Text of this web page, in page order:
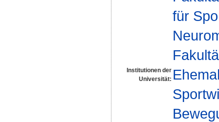
Institutionen der
Universität:
für